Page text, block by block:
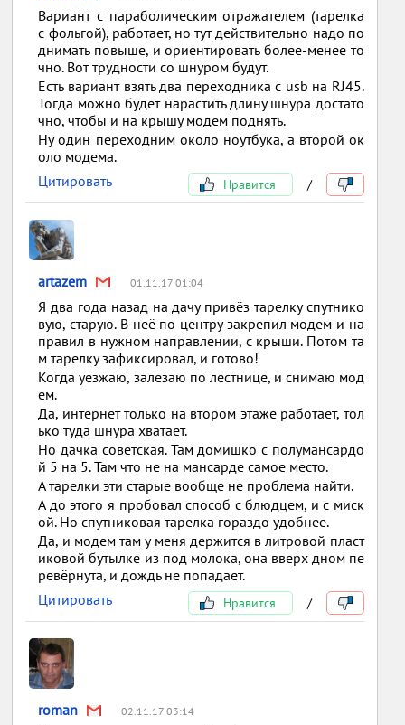
Вариант с параболическим отражателем (тарелка
с фольгой), работает, но тут действительно надо по
днимать повыше, и ориентировать более-менее то
чно. Вот трудности со шнуром будут.
Есть вариант взять два переходника с usb на RJ45.
Тогда можно будет нарастить длину шнура достато
чно, чтобы и на крышу модем поднять.
Ну один переходним около ноутбука, а второй ок
оло модема.
Цитировать
Нравится /
artazem 01.11.17 01:04
Я два года назад на дачу привёз тарелку спутнико
вую, старую. В неё по центру закрепил модем и на
правил в нужном направлении, с крыши. Потом та
м тарелку зафиксировал, и готово!
Когда уезжаю, залезаю по лестнице, и снимаю мод
ем.
Да, интернет только на втором этаже работает, тол
ько туда шнура хватает.
Но дачка советская. Там домишко с полумансардо
й 5 на 5. Там что не на мансарде самое место.
А тарелки эти старые вообще не проблема найти.
А до этого я пробовал способ с блюдцем, и с миск
ой. Но спутниковая тарелка гораздо удобнее.
Да, и модем там у меня держится в литровой пласт
иковой бутылке из под молока, она вверх дном пе
ревёрнута, и дождь не попадает.
Цитировать
Нравится /
roman 02.11.17 03:14